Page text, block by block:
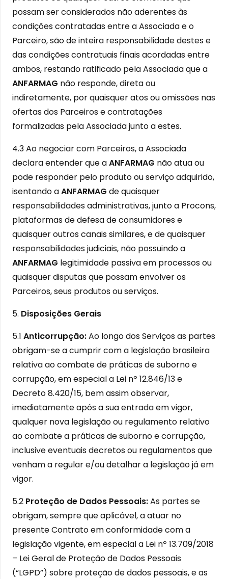
possam ser considerados não aderentes às
condições contratadas entre a Associada e o
Parceiro, são de inteira responsabilidade destes e
das condições contratuais finais acordadas entre
ambos, restando ratificado pela Associada que a
ANFARMAG não responde, direta ou
indiretamente, por quaisquer atos ou omissões nas
ofertas dos Parceiros e contratações
formalizadas pela Associada junto a estes.
4.3 Ao negociar com Parceiros, a Associada
declara entender que aANFARMAG não atua ou
pode responder pelo produto ou serviço adquirido,
isentando aANFARMAG de quaisquer
responsabilidades administrativas, junto a Procons,
plataformas de defesa de consumidores e
quaisquer outros canais similares, e de quaisquer
responsabilidades judiciais, não possuindo a
ANFARMAG legitimidade passiva em processos ou
quaisquer disputas que possam envolver os
Parceiros, seus produtos ou serviços.
5. Disposições Gerais
5.1 Anticorrupção:Ao longo dos Serviços as partes
obrigam-se a cumprir com a legislação brasileira
relativa ao combate de práticas de suborno e
corrupção, em especial a Lei nº 12.846/13 e
Decreto 8.420/15, bem assim observar,
imediatamente após a sua entrada em vigor,
qualquer nova legislação ou regulamento relativo
ao combate a práticas de suborno e corrupção,
inclusive eventuais decretos ou regulamentos que
venham a regular e/ou detalhar a legislação já em
vigor.
5.2 Proteção de Dados Pessoais:As partes se
obrigam, sempre que aplicável, a atuar no
presente Contrato em conformidade com a
legislação vigente, em especial a Lei nº 13.709/2018
– Lei Geral de Proteção de Dados Pessoais
(“LGPD”) sobre proteção de dados pessoais, e as